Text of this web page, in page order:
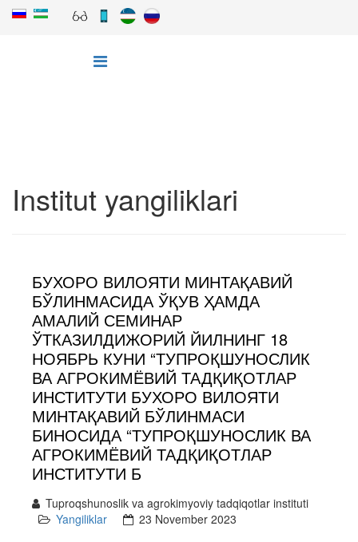
Institut yangiliklari
БУХОРО ВИЛОЯТИ МИНТАҚАВИЙ
БЎЛИНМАСИДА ЎҚУВ ҲАМДА
АМАЛИЙ СЕМИНАР
ЎТКАЗИЛДИЖОРИЙ ЙИЛНИНГ 18
НОЯБРЬ КУНИ “ТУПРОҚШУНОСЛИК
ВА АГРОКИМЁВИЙ ТАДҚИҚОТЛАР
ИНСТИТУТИ БУХОРО ВИЛОЯТИ
МИНТАҚАВИЙ БЎЛИНМАСИ
БИНОСИДА “ТУПРОҚШУНОСЛИК ВА
АГРОКИМЁВИЙ ТАДҚИҚОТЛАР
ИНСТИТУТИ Б
Tuproqshunoslik va agrokimyoviy tadqiqotlar instituti
Yangiliklar
23 November 2023